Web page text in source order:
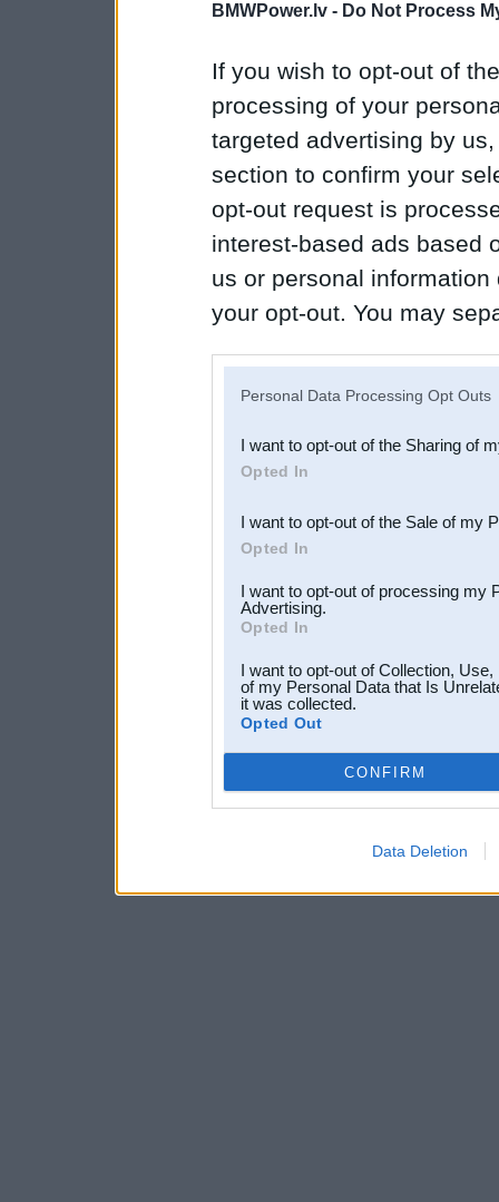
BMWPower.lv - Do Not Process
If you wish to opt-out of
processing of your
targeted advertising by
section to confirm your
opt-out request is
interest-based ads based
us or personal
your opt-out. You may
Downstream Participants
third parties.
Personal Data Processing Opt Outs
I want to opt-out of the Sharing of
Opted In
I want to opt-out of the Sale of my
Opted In
I want to opt-out of processing my
Advertising.
Opted In
I want to opt-out of Collection,
of my Personal Data that Is
it was collected.
Opted Out
CONFIRM
Data Deletion